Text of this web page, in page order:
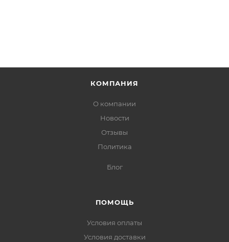
КОМПАНИЯ
О компании
Новости
Отзывы
Политика
Блог
ПОМОЩЬ
Условия оплаты
Условия доставки